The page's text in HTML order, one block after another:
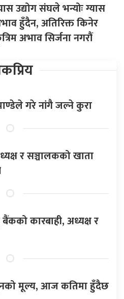
उद्योग संघले भन्योः ग्यास
हुँदैन, अतिरिक्त किनेर
अभाव सिर्जना नगरौं
गरे नांगै जल्ने कुरा
र सञ्चालकको खाता
बैंकको कारबाही, अध्यक्ष र
मूल्य, आज कतिमा हुँदैछ